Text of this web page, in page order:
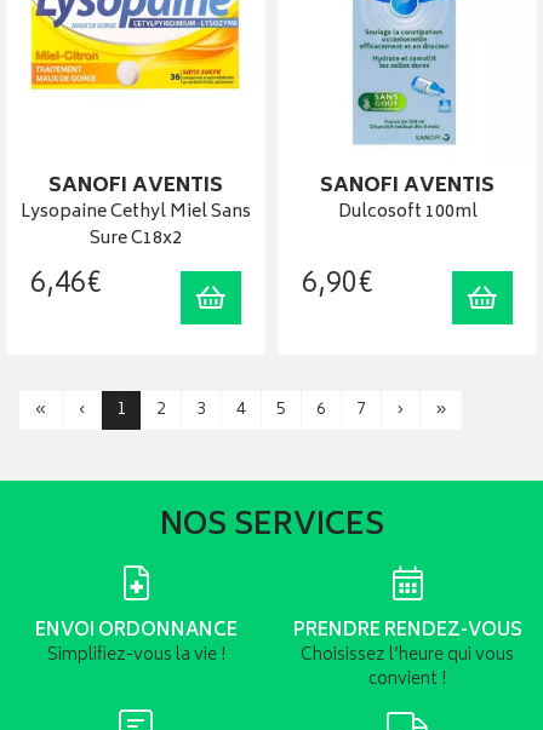
SANOFI AVENTIS
Lysopaine Cethyl Miel Sans
Sure C18x2
6,46€ Ajouter au panier
SANOFI AVENTIS
Dulcosoft 100ml
6,90€
« ‹ 1 2 3 4 5 6 7 › »
NOS SERVICES
ENVOI ORDONNANCE
Simplifiez-vous la vie !
PRENDRE RENDEZ-VOUS
Choisissez l’heure qui vous
convient !